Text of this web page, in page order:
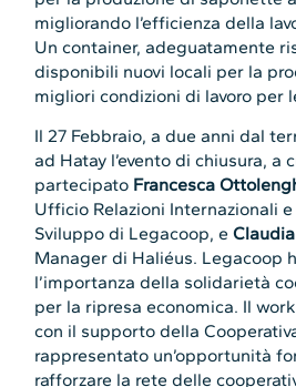
migliorando l’efficienza della
Un container, adeguatamente
disponibili nuovi locali per la
migliori condizioni di lavoro per
Il 27 Febbraio, a due anni dal
ad Hatay l’evento di chiusura, a
partecipato Francesca
Ufficio Relazioni Internazionali
Sviluppo di Legacoop, e
Manager di Haliéus. Legacoop
l’importanza della solidarietà
per la ripresa economica. Il
con il supporto della
rappresentato un’opportunità
rafforzare la rete delle